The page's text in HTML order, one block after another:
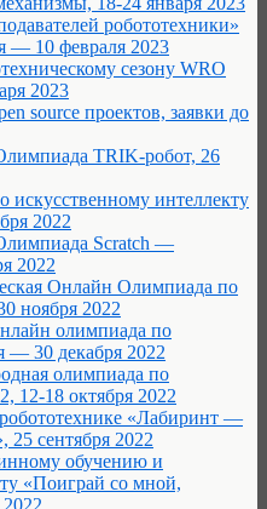
робототехники»
— 10 февраля 2023
сезону WRO
2023
source проектов, заявки до
TRIK-робот, 26
искусственному интеллекту
2022
Scratch —
2022
Онлайн Олимпиада по
ноября 2022
олимпиада по
— 30 декабря 2022
олимпиада по
12-18 октября 2022
«Лабиринт —
сентября 2022
обучению и
«Поиграй со мной,